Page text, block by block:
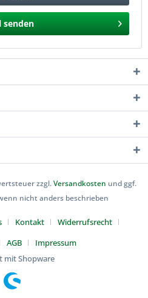
senden
zzgl.Versandkosten und ggf.
nicht anders beschrieben
Kontakt
Widerrufsrecht
AGB
Impressum
mit Shopware